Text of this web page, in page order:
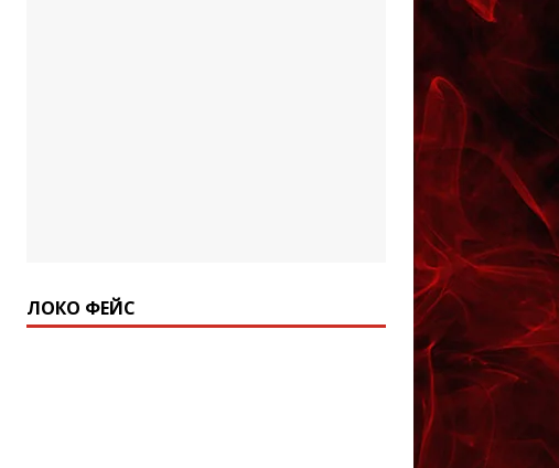
ЛОКО ФЕЙС